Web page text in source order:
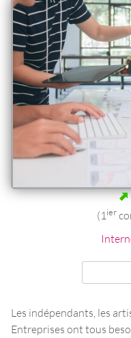
(1 ier
Les indépendants, les
Entreprises ont tous